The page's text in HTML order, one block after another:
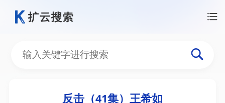
反击（41集）王希如